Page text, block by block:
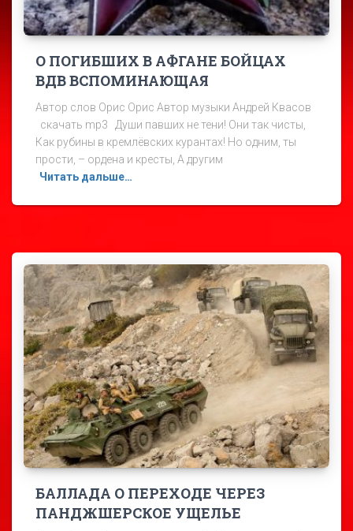
О ПОГИБШИХ В АФГАНЕ БОЙЦАХ
ВДВ ВСПОМИНАЮЩАЯ
Автор слов Орис Орис Автор музыки Андрей Квасов
скачать mp3 Души павших не тени! Они так чисты,
Как рубины в кремлёвских курантах! Но одним, ты
прости, – ордена и кресты, А другим
Читать дальше…
БАЛЛАДА О ПЕРЕХОДЕ ЧЕРЕЗ
ПАНДЖШЕРСКОЕ УЩЕЛЬЕ